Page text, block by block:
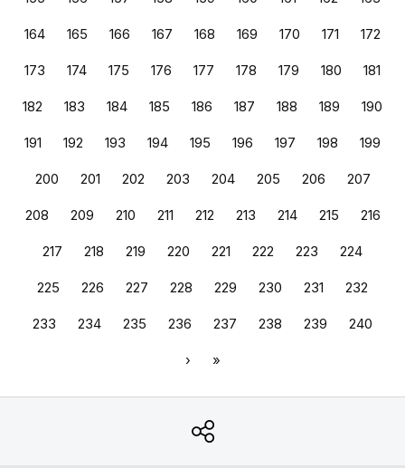
164 165 166 167 168 169 170 171 172
173 174 175 176 177 178 179 180 181
182 183 184 185 186 187 188 189 190
191 192 193 194 195 196 197 198 199
200 201 202 203 204 205 206 207
208 209 210 211 212 213 214 215 216
217 218 219 220 221 222 223 224
225 226 227 228 229 230 231 232
233 234 235 236 237 238 239 240
› »